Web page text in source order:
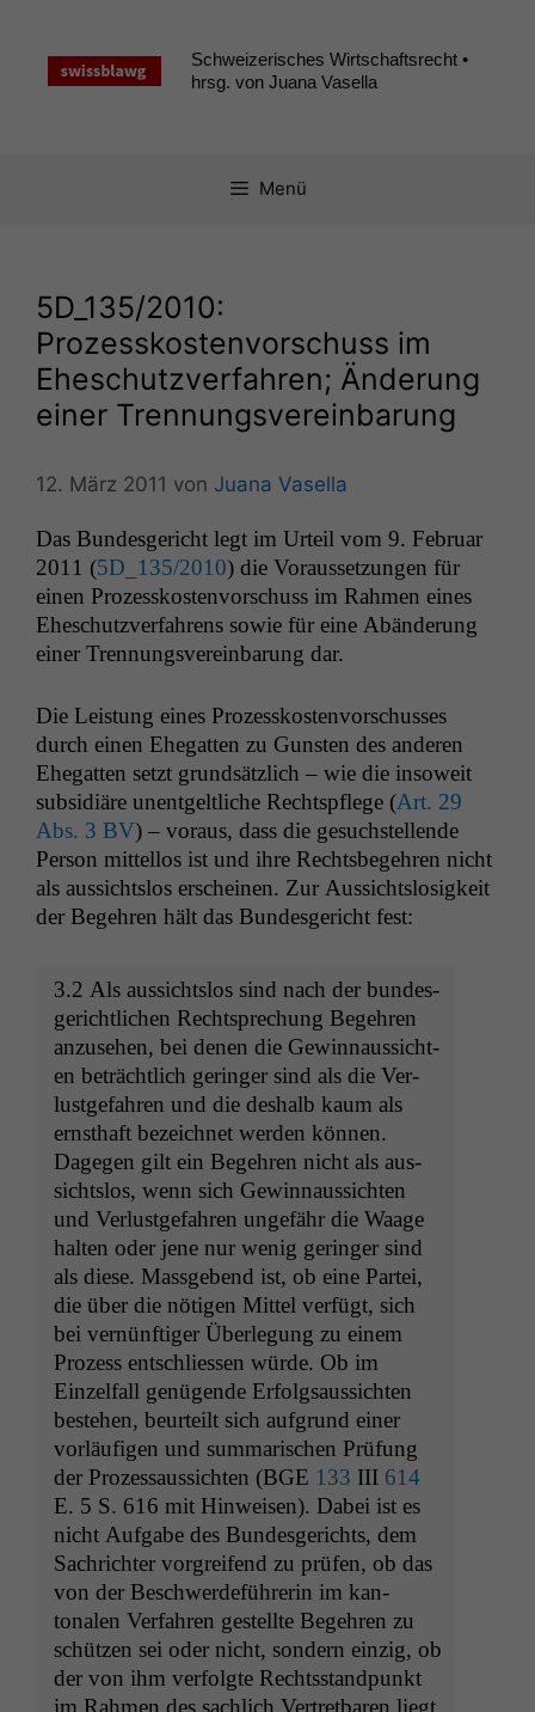
springen
Schweizerisches Wirtschaftsrecht •
hrsg. von Juana Vasella
Menü
5D_135/2010:
Prozesskostenvorschuss im
Eheschutzverfahren; Änderung
einer Trennungsvereinbarung
12. März 2011 von Juana Vasella
Das Bun­des­gericht legt im Urteil vom 9. Feb­ru­ar
2011 (5D_135/2010) die Voraus­set­zun­gen für
einen Prozesskosten­vorschuss im Rah­men eines
Eheschutzver­fahrens sowie für eine Abän­derung
ein­er Tren­nungsvere­in­barung dar.
Die Leis­tung eines Prozesskosten­vorschuss­es
durch einen Ehe­gat­ten zu Gun­sten des anderen
Ehe­gat­ten set­zt grund­sät­zlich – wie die insoweit
sub­sidiäre unent­geltliche Recht­spflege (Art. 29
Abs. 3 BV) – voraus, dass die gesuch­stel­lende
Per­son mit­tel­los ist und ihre Rechts­begehren nicht
als aus­sicht­s­los erscheinen. Zur Aus­sicht­slosigkeit
der Begehren hält das Bun­des­gericht fest:
3.2 Als aus­sicht­s­los sind nach der bun­des­
gerichtlichen Recht­sprechung Begehren
anzuse­hen, bei denen die Gewin­naus­sicht­
en beträchtlich geringer sind als die Ver­
lust­ge­fahren und die deshalb kaum als
ern­sthaft beze­ich­net wer­den kön­nen.
Dage­gen gilt ein Begehren nicht als aus­
sicht­s­los, wenn sich Gewin­naus­sicht­en
und Ver­lust­ge­fahren unge­fähr die Waage
hal­ten oder jene nur wenig geringer sind
als diese. Mass­gebend ist, ob eine Partei,
die über die nöti­gen Mit­tel ver­fügt, sich
bei vernün­ftiger Über­legung zu einem
Prozess entschliessen würde. Ob im
Einzelfall genü­gende Erfol­gsaus­sicht­en
beste­hen, beurteilt sich auf­grund ein­er
vor­läu­fi­gen und sum­marischen Prü­fung
der Prozes­saus­sicht­en (BGE 133 III 614
E. 5 S. 616 mit Hin­weisen). Dabei ist es
nicht Auf­gabe des Bun­des­gerichts, dem
Sachrichter vor­greifend zu prüfen, ob das
von der Beschw­erde­führerin im kan­
tonalen Ver­fahren gestellte Begehren zu
schützen sei oder nicht, son­dern einzig, ob
der von ihm ver­fol­gte Rechts­stand­punkt
im Rah­men des sach­lich Vertret­baren liegt